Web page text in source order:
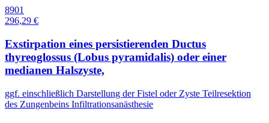
8901
296,29 €
Exstirpation eines persistierenden Ductus
thyreoglossus (Lobus pyramidalis) oder einer
medianen Halszyste,
ggf. einschließlich Darstellung der Fistel oder Zyste Teilresektion
des Zungenbeins Infiltrationsanästhesie